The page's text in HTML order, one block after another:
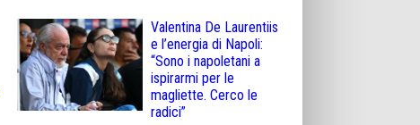
Valentina De Laurentiis
e l’energia di Napoli:
“Sono i napoletani a
ispirarmi per le
magliette. Cerco le
radici”